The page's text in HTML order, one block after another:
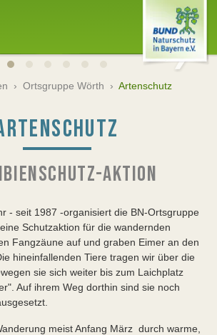
› Ortsgruppe Wörth › Artenschutz
AKTION
- seit 1987 -organisiert die BN-Ortsgruppe
Schutzaktion für die wandernden
Fangzäune auf und graben Eimer an den
hineinfallenden Tiere tragen wir über die
sie sich weiter bis zum Laichplatz
Auf ihrem Weg dorthin sind sie noch
meist Anfang März durch warme,